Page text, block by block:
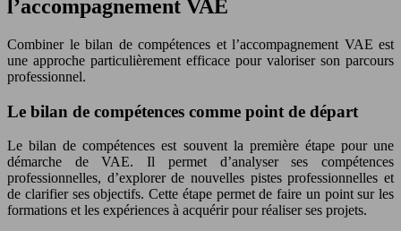
l’accompagnement VAE
Combiner le bilan de compétences et l’accompagnement VAE est
une approche particulièrement efficace pour valoriser son parcours
professionnel.
Le bilan de compétences comme point de départ
Le bilan de compétences est souvent la première étape pour une
démarche de VAE. Il permet d’analyser ses compétences
professionnelles, d’explorer de nouvelles pistes professionnelles et
de clarifier ses objectifs. Cette étape permet de faire un point sur les
formations et les expériences à acquérir pour réaliser ses projets.